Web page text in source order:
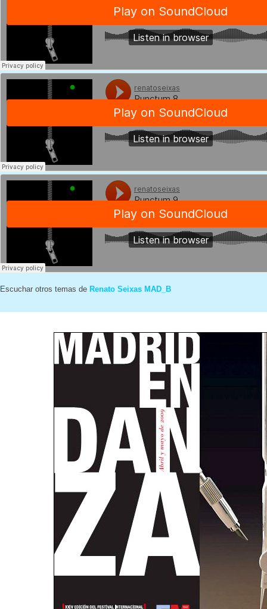
Escuchar otros temas de Renato Seixas MAD_B